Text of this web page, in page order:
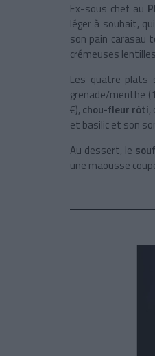
Ex-sous chef au
léger à souhait,
son pain carasau
crémeuses
Les quatre plats
grenade/menthe
€), chou-fleur rôti,
et basilic et son
Au dessert, le
une maousse